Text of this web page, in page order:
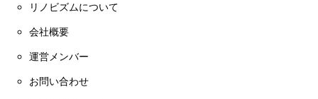
リノビズムについて
会社概要
運営メンバー
お問い合わせ